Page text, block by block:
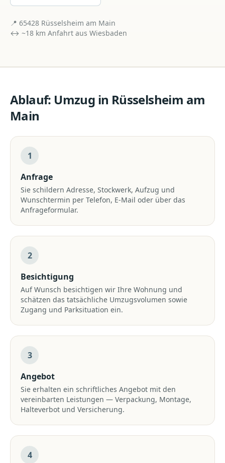
📍 65428 Rüsselsheim am Main
↔ ~18 km Anfahrt aus Wiesbaden
Ablauf: Umzug in Rüsselsheim am
Main
1
Anfrage
Sie schildern Adresse, Stockwerk, Aufzug und
Wunschtermin per Telefon, E-Mail oder über das
Anfrageformular.
2
Besichtigung
Auf Wunsch besichtigen wir Ihre Wohnung und
schätzen das tatsächliche Umzugsvolumen sowie
Zugang und Parksituation ein.
3
Angebot
Sie erhalten ein schriftliches Angebot mit den
vereinbarten Leistungen — Verpackung, Montage,
Halteverbot und Versicherung.
4